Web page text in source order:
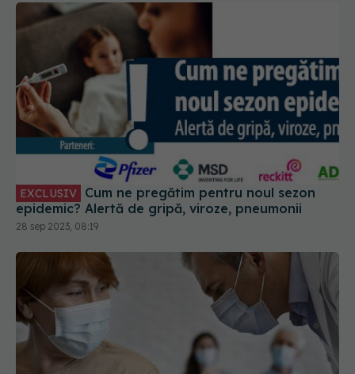
EXCLUSIV
epidemic? Alertă de gripă, viroze, pneumonii
28 sep 2023, 08:19